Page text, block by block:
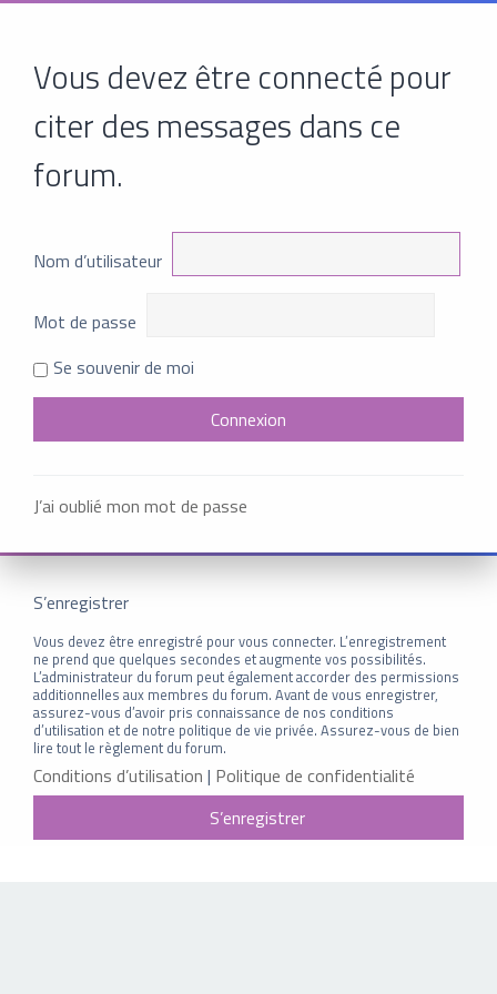
Vous devez être connecté pour
citer des messages dans ce
forum.
Nom d’utilisateur
Mot de passe
Se souvenir de moi
J’ai oublié mon mot de passe
S’enregistrer
Vous devez être enregistré pour vous connecter. L’enregistrement
ne prend que quelques secondes et augmente vos possibilités.
L’administrateur du forum peut également accorder des permissions
additionnelles aux membres du forum. Avant de vous enregistrer,
assurez-vous d’avoir pris connaissance de nos conditions
d’utilisation et de notre politique de vie privée. Assurez-vous de bien
lire tout le règlement du forum.
Conditions d’utilisation | Politique de confidentialité
S’enregistrer